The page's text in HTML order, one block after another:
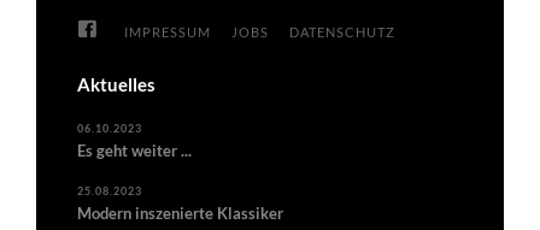
IMPRESSUM JOBS DATENSCHUTZ
Aktuelles
06.10.2023
Es geht weiter ...
25.08.2023
Modern inszenierte Klassiker